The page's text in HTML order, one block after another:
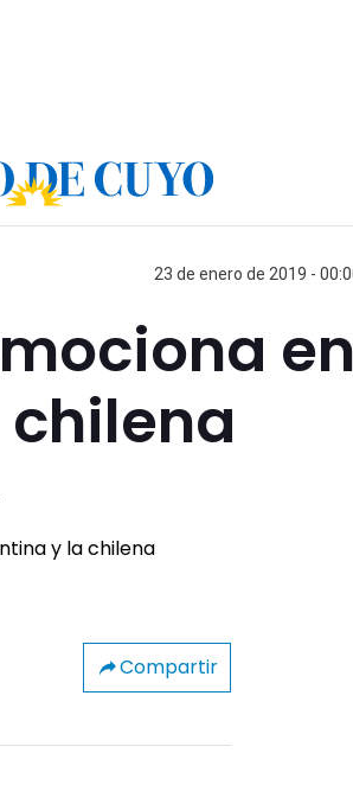
23 de enero de 2019 -
en
Compartir